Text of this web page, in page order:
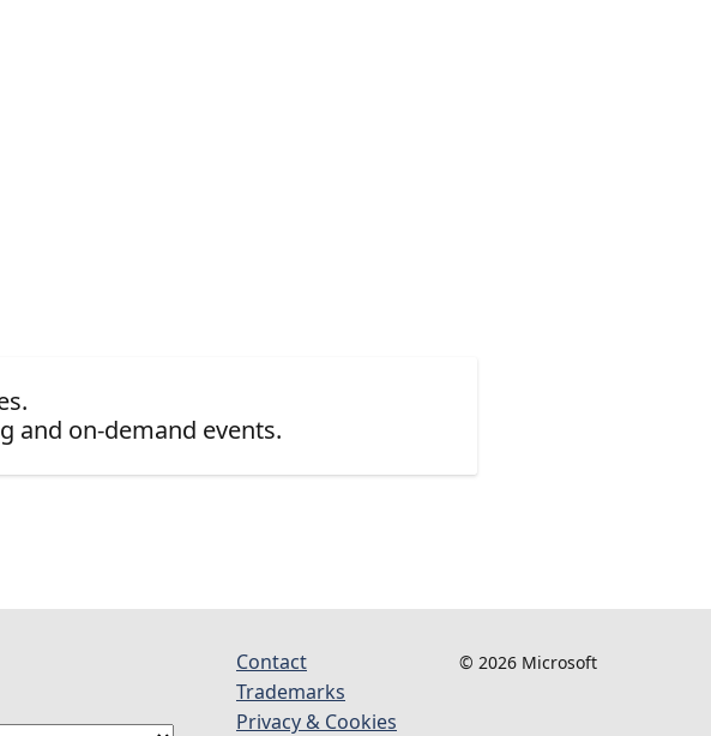
and on-demand events.
Contact
Trademarks
Privacy & Cookies
© 2026 Microsoft